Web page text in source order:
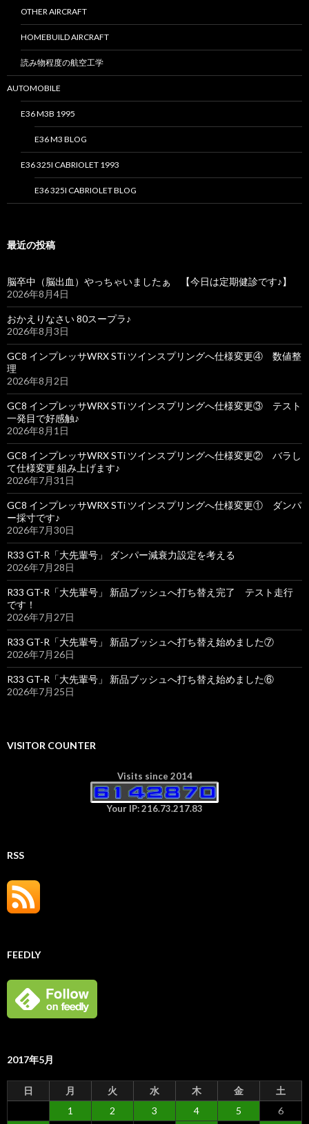
OTHER AIRCRAFT
HOMEBUILD AIRCRAFT
読み物程度の航空工学
AUTOMOBILE
E36 M3B 1995
E36 M3 BLOG
E36 325I CABRIOLET 1993
E36 325I CABRIOLET BLOG
最近の投稿
脳卒中（脳出血）やっちゃいましたぁ 【今日は定期健診です♪】
2026年8月4日
おかえりなさい 80スープラ♪
2026年8月3日
GC8 インプレッサWRX STi ツインスプリングへ仕様変更④ 数値整
理
2026年8月2日
GC8 インプレッサWRX STi ツインスプリングへ仕様変更③ テスト
一発目で好感触♪
2026年8月1日
GC8 インプレッサWRX STi ツインスプリングへ仕様変更② バラし
て仕様変更 組み上げます♪
2026年7月31日
GC8 インプレッサWRX STi ツインスプリングへ仕様変更① ダンパ
ー採寸です♪
2026年7月30日
R33 GT-R「大先輩号」 ダンパー減衰力設定を考える
2026年7月28日
R33 GT-R「大先輩号」 新品ブッシュへ打ち替え完了 テスト走行
です！
2026年7月27日
R33 GT-R「大先輩号」 新品ブッシュへ打ち替え始めました⑦
2026年7月26日
R33 GT-R「大先輩号」 新品ブッシュへ打ち替え始めました⑥
2026年7月25日
VISITOR COUNTER
Visits since 2014
Your IP: 216.73.217.83
RSS
FEEDLY
2017年5月
日 月 火 水 木 金 土
1 2 3 4 5
6